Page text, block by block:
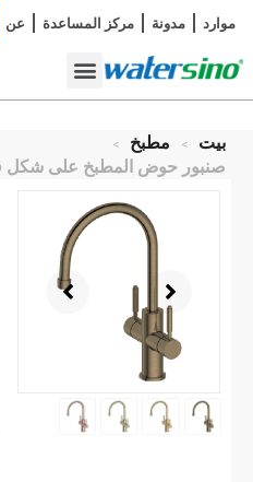
موارد مدونة مركز المساعدة عن
بيت > مطبخ >
صنبور حوض المطبخ على